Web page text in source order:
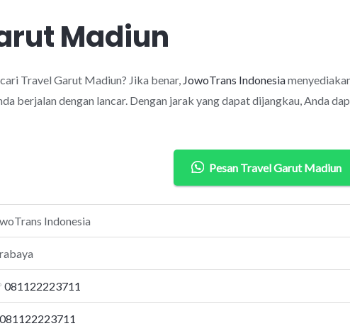
Madiun
Travel Garut Madiun? Jika benar, JowoTrans Indonesia
berjalan dengan lancar. Dengan jarak yang dapat dijangkau, Anda
Pesan Travel Garut Madiun
Indonesia
081122223711
081122223711